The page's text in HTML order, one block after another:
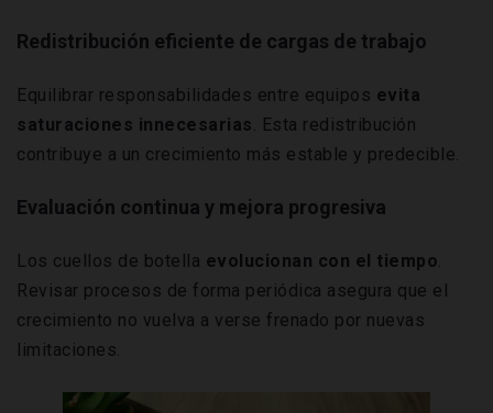
Redistribución eficiente de cargas de trabajo
Equilibrar responsabilidades entre equipos evita
saturaciones innecesarias. Esta redistribución
contribuye a un crecimiento más estable y predecible.
Evaluación continua y mejora progresiva
Los cuellos de botella evolucionan con el tiempo.
Revisar procesos de forma periódica asegura que el
crecimiento no vuelva a verse frenado por nuevas
limitaciones.